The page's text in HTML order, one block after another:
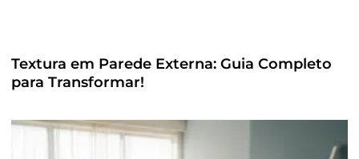
Textura em Parede Externa: Guia Completo
para Transformar!